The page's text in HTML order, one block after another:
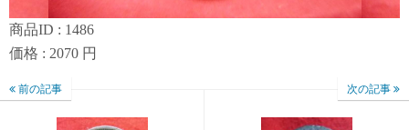
商品ID : 1486
価格 : 2070 円
前の記事 次の記事